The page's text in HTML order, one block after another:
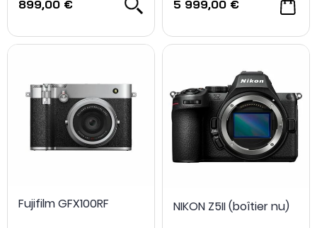
899,00 € 5 999,00 €
Fujifilm GFX100RF NIKON Z5II (boîtier nu)